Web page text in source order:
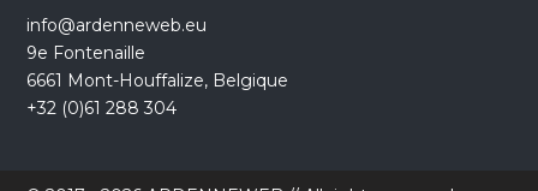
info@ardenneweb.eu
9e Fontenaille
6661 Mont-Houffalize, Belgique
+32 (0)61 288 304